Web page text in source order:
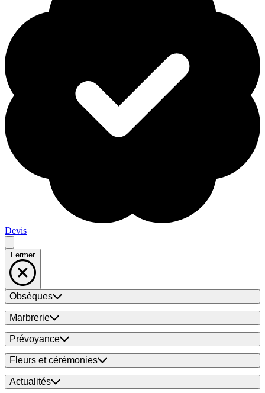
Devis
Fermer
Obsèques
Marbrerie
Prévoyance
Fleurs et cérémonies
Actualités